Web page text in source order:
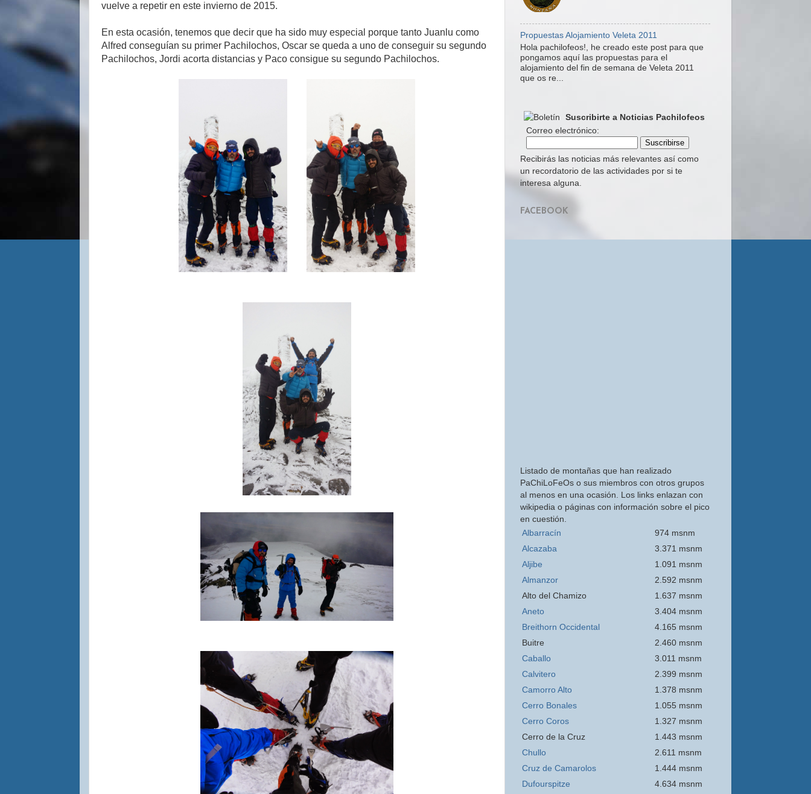
vuelve a repetir en este invierno de 2015.
En esta ocasión, tenemos que decir que ha sido muy especial porque tanto Juanlu como
Alfred conseguían su primer Pachilochos, Oscar se queda a uno de conseguir su segundo
Pachilochos, Jordi acorta distancias y Paco consigue su segundo Pachilochos.
Propuestas Alojamiento Veleta 2011
Hola pachilofeos!, he creado este post para que
pongamos aquí las propuestas para el
alojamiento del fin de semana de Veleta 2011
que os re...
Suscribirte a Noticias Pachilofeos
Correo electrónico:
Recibirás las noticias más relevantes así como
un recordatorio de las actividades por si te
interesa alguna.
FACEBOOK
Listado de montañas que han realizado
PaChiLoFeOs o sus miembros con otros grupos
al menos en una ocasión. Los links enlazan con
wikipedia o páginas con información sobre el pico
en cuestión.
Albarracín
974 msnm
Alcazaba
3.371 msnm
Aljibe
1.091 msnm
Almanzor
2.592 msnm
Alto del Chamizo
1.637 msnm
Aneto
3.404 msnm
Breithorn Occidental
4.165 msnm
Buitre
2.460 msnm
Caballo
3.011 msnm
Calvitero
2.399 msnm
CamorroAlto
1.378 msnm
Cerro Bonales
1.055 msnm
Cerro Coros
1.327 msnm
Cerro de la Cruz
1.443 msnm
Chullo
2.611 msnm
Cruz de Camarolos
1.444 msnm
Dufourspitze
4.634 msnm